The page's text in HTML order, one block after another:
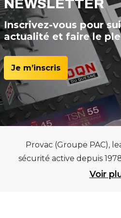
NEWSLETTER
Inscrivez-vous pour
actualité et faire le
Je m’inscris
Provac (Groupe PAC),
sécurité active depuis
équipements pour
Voir